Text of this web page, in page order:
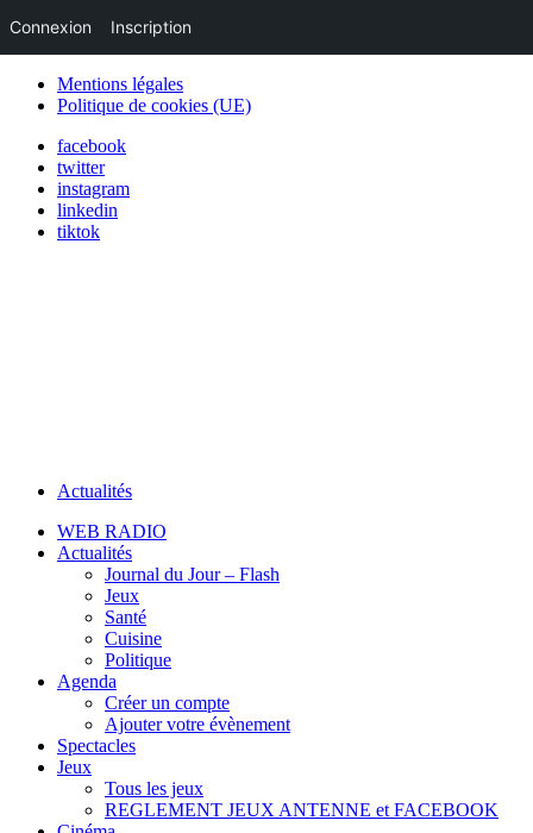
Mentions légales
Politique de cookies (UE)
facebook
twitter
instagram
linkedin
tiktok
Actualités
WEB RADIO
Actualités
Journal du Jour – Flash
Jeux
Santé
Cuisine
Politique
Agenda
Créer un compte
Ajouter votre évènement
Spectacles
Jeux
Tous les jeux
REGLEMENT JEUX ANTENNE et FACEBOOK
Connexion Inscription